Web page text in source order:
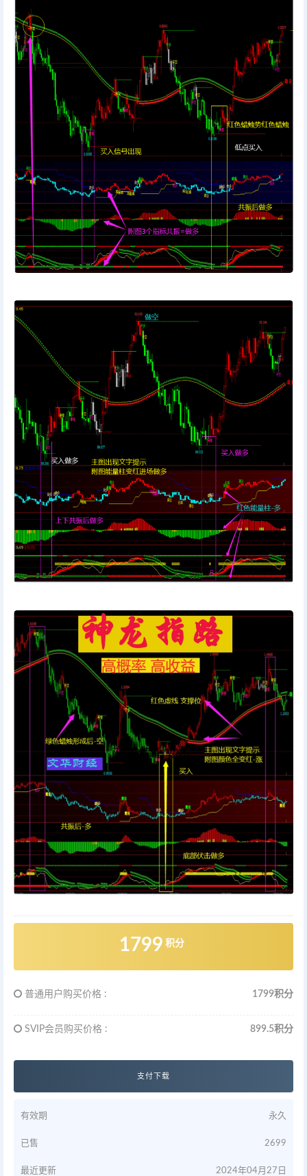
1799 积分
普通用户购买价格 : 1799积分
SVIP会员购买价格 : 899.5积分
支付下载
有效期 永久
已售 2699
最近更新 2024年04月27日